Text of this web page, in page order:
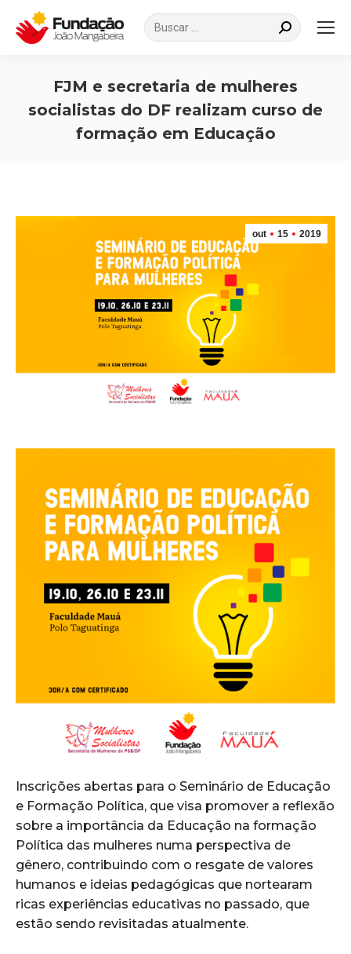
Search:
FJM e secretaria de mulheres
socialistas do DF realizam curso de
formação em Educação
out 15 2019
Inscrições abertas para o Seminário de Educação
e Formação Política, que visa promover a reflexão
sobre a importância da Educação na formação
Política das mulheres numa perspectiva de
gênero, contribuindo com o resgate de valores
humanos e ideias pedagógicas que nortearam
ricas experiências educativas no passado, que
estão sendo revisitadas atualmente.